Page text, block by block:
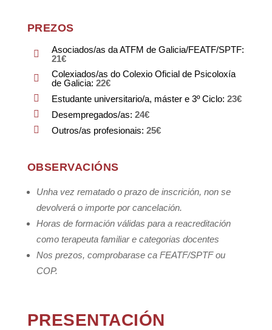
PREZOS
Asociados/as da ATFM de Galicia/FEATF/SPTF:
21€
Colexiados/as do Colexio Oficial de Psicoloxía
de Galicia: 22€
Estudante universitario/a, máster e 3º Ciclo: 23€
Desempregados/as: 24€
Outros/as profesionais: 25€
OBSERVACIÓNS
Unha vez rematado o prazo de inscrición, non se
devolverá o importe por cancelación.
Horas de formación válidas para a reacreditación
como terapeuta familiar e categorias docentes
Nos prezos, comprobarase ca FEATF/SPTF ou
COP.
PRESENTACIÓN